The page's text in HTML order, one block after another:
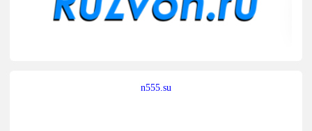
n555.su